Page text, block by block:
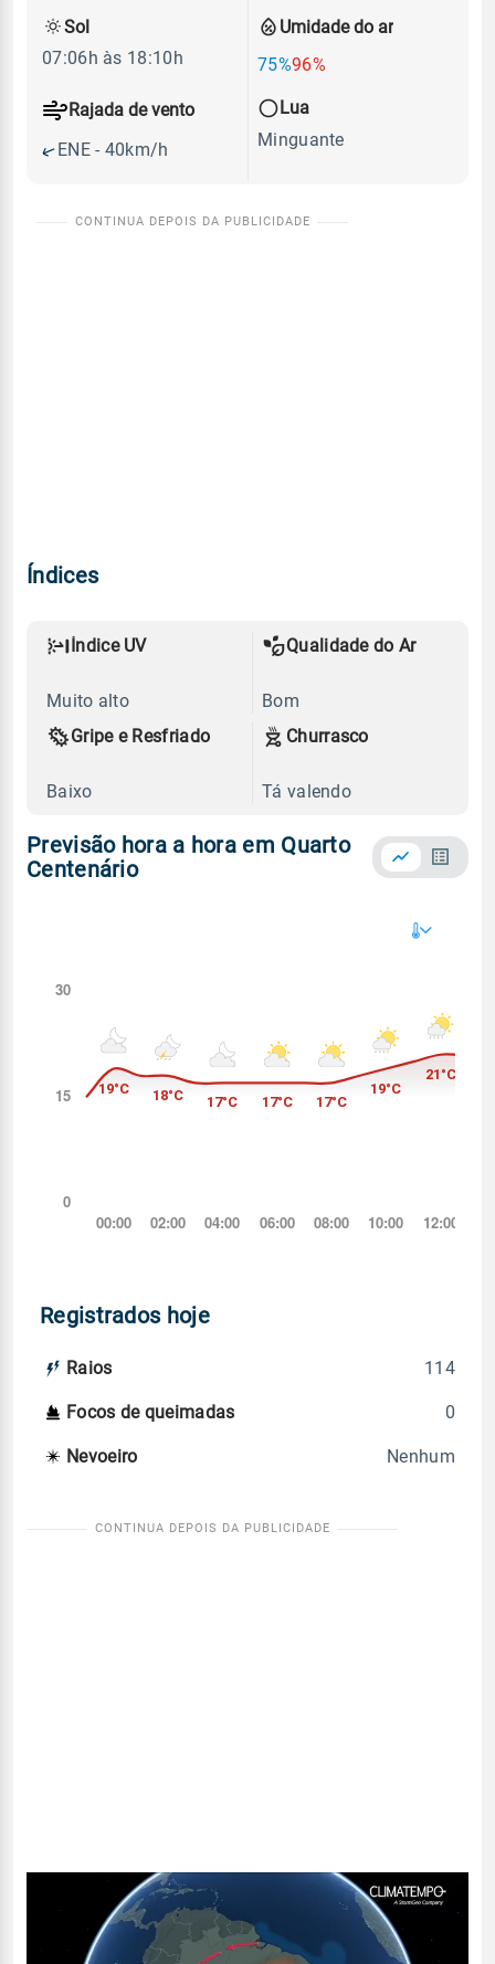
Umidade do ar
75%96%
Rajada de vento
ENE - 40km/h
Sol
07:06h às 18:10h
Lua
Minguante
Índices
Índice UV
Muito alto
Qualidade do Ar
Bom
Gripe e Resfriado
Baixo
Churrasco
Tá valendo
Previsão hora a hora em Quarto
Centenário
Registrados hoje
Raios 114
Focos de queimadas 0
Nevoeiro Nenhum